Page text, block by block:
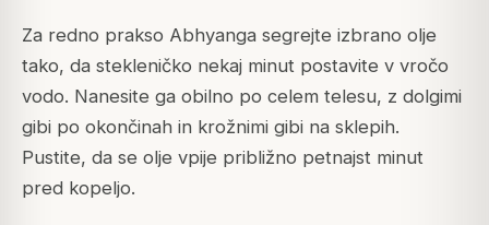
Za redno prakso Abhyanga segrejte izbrano olje
tako, da stekleničko nekaj minut postavite v vročo
vodo. Nanesite ga obilno po celem telesu, z dolgimi
gibi po okončinah in krožnimi gibi na sklepih.
Pustite, da se olje vpije približno petnajst minut
pred kopeljo.